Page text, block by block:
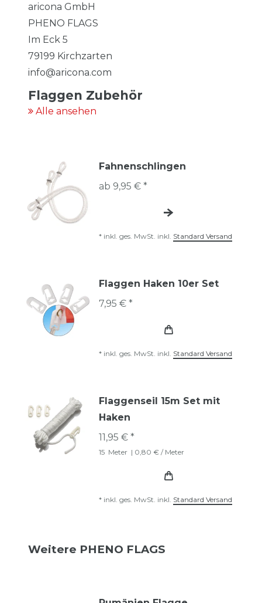
aricona GmbH
PHENO FLAGS
Im Eck 5
79199 Kirchzarten
info@aricona.com
Flaggen Zubehör
Alle ansehen
Fahnenschlingen
ab 9,95 € *
* inkl. ges. MwSt. inkl. Standard Versand
Flaggen Haken 10er Set
7,95 € *
* inkl. ges. MwSt. inkl. Standard Versand
Flaggenseil 15m Set mit
Haken
11,95 € *
15 Meter | 0,80 € / Meter
* inkl. ges. MwSt. inkl. Standard Versand
Weitere PHENO FLAGS